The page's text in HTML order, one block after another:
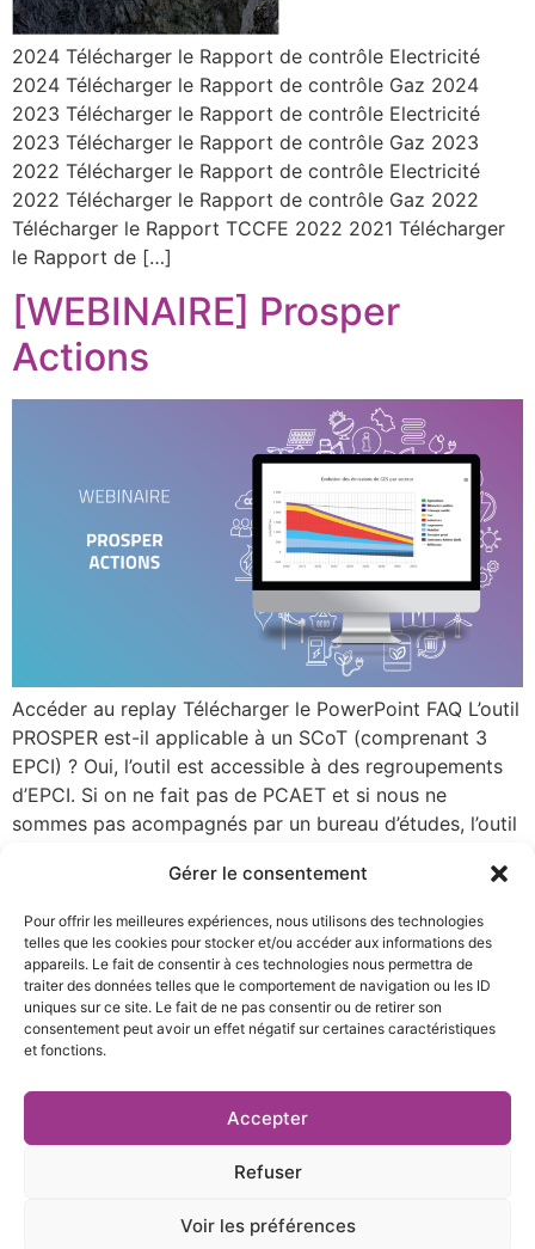
Gérer le consentement
Pour offrir les meilleures expériences, nous utilisons des technologies
telles que les cookies pour stocker et/ou accéder aux informations des
appareils. Le fait de consentir à ces technologies nous permettra de
traiter des données telles que le comportement de navigation ou les ID
uniques sur ce site. Le fait de ne pas consentir ou de retirer son
consentement peut avoir un effet négatif sur certaines caractéristiques
et fonctions.
Accepter
Refuser
Voir les préférences
2024 Télécharger le Rapport de contrôle Electricité
2024 Télécharger le Rapport de contrôle Gaz 2024
2023 Télécharger le Rapport de contrôle Electricité
2023 Télécharger le Rapport de contrôle Gaz 2023
2022 Télécharger le Rapport de contrôle Electricité
2022 Télécharger le Rapport de contrôle Gaz 2022
Télécharger le Rapport TCCFE 2022 2021 Télécharger
le Rapport de […]
[WEBINAIRE] Prosper
Actions
Accéder au replay Télécharger le PowerPoint FAQ L’outil
PROSPER est-il applicable à un SCoT (comprenant 3
EPCI) ? Oui, l’outil est accessible à des regroupements
d’EPCI. Si on ne fait pas de PCAET et si nous ne
sommes pas acompagnés par un bureau d’études, l’outil
Prochain
Mentions légales et politique de confidentialité